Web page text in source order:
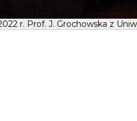
r. Prof. J. Grochowska z